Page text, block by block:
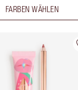
FARBEN WÄHLEN